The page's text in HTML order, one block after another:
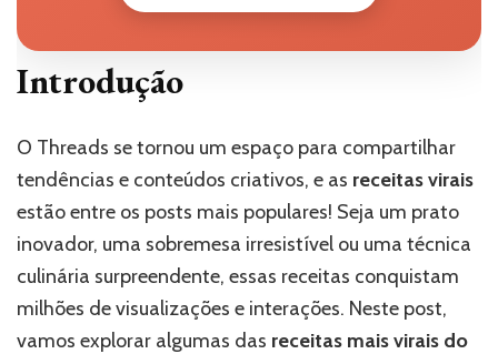
Introdução
O Threads se tornou um espaço para compartilhar
tendências e conteúdos criativos, e as receitas virais
estão entre os posts mais populares! Seja um prato
inovador, uma sobremesa irresistível ou uma técnica
culinária surpreendente, essas receitas conquistam
milhões de visualizações e interações. Neste post,
vamos explorar algumas das receitas mais virais do